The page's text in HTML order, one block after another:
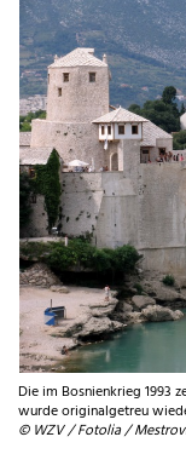
Die im Bosnienkrieg 1993
wurde originalgetreu
© WZV / Fotolia /